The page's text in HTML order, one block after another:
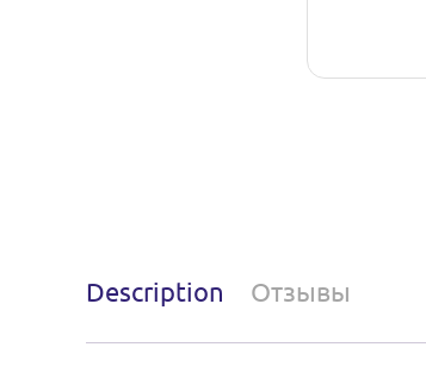
Description Отзывы